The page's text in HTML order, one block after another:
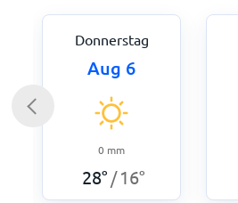
Donnerstag
Aug 6
0 mm
28° / 16°